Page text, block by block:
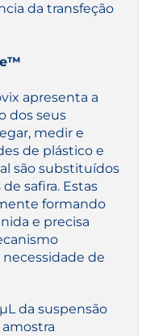
da transfeção
apresenta a
dos seus
medir e
de plástico e
são substituídos
safira. Estas
formando
e precisa
de
da suspensão
amostra